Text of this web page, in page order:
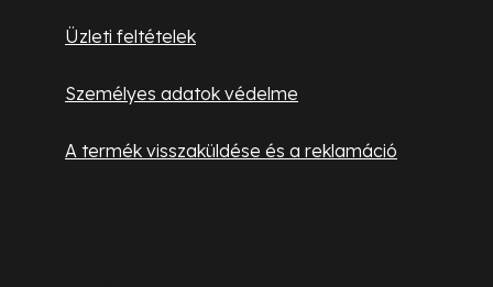
Üzleti feltételek
Személyes adatok védelme
A termék visszaküldése és a reklamáció